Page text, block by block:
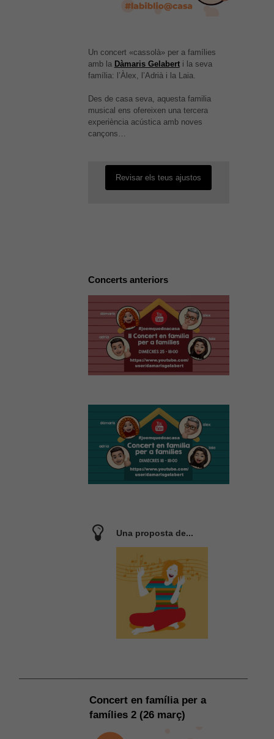
Un concert «cassolà» per a famílies
amb la Dàmaris Gelaberti la seva
família: l’Àlex, l’Adrià i la Laia.
Des de casa seva, aquesta familia
musical ens ofereixen una tercera
experiència acústica amb noves
cançons…
És possible que la vostra
configuració us impedeixi veure
aquest contingut. El més probable
és que tinguis l'experiència
Revisar els teus ajustos
Concerts anteriors
Una proposta de...
Concert en família per a
famílies 2 (26 març)